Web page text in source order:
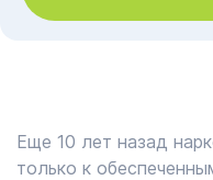
Еще 10 лет назад
только к